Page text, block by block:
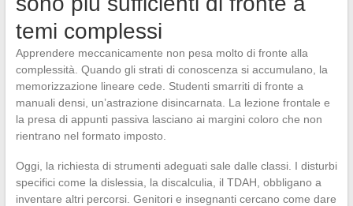
temi complessi
Apprendere meccanicamente non pesa molto di fronte alla
complessità. Quando gli strati di conoscenza si accumulano, la
memorizzazione lineare cede. Studenti smarriti di fronte a
manuali densi, un’astrazione disincarnata. La lezione frontale e
la presa di appunti passiva lasciano ai margini coloro che non
rientrano nel formato imposto.
Oggi, la richiesta di strumenti adeguati sale dalle classi. I disturbi
specifici come la dislessia, la discalculia, il TDAH, obbligano a
inventare altri percorsi. Genitori e insegnanti cercano come dare